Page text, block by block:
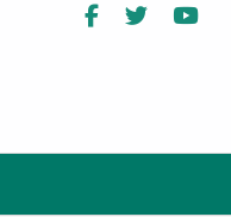
Facebook
Twitter